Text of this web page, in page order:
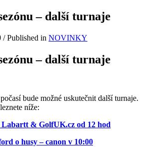
– další turnaje
/Published in NOVINKY
– další turnaje
bude možné uskutečnit další turnaje.
níže:
& GolfUK.cz od 12 hod
o husy – canon v 10:00